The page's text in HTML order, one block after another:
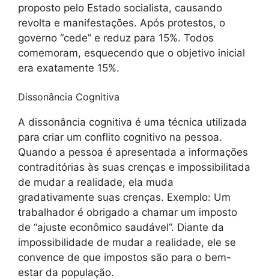
proposto pelo Estado socialista, causando
revolta e manifestações. Após protestos, o
governo “cede” e reduz para 15%. Todos
comemoram, esquecendo que o objetivo inicial
era exatamente 15%.
Dissonância Cognitiva
A dissonância cognitiva é uma técnica utilizada
para criar um conflito cognitivo na pessoa.
Quando a pessoa é apresentada a informações
contraditórias às suas crenças e impossibilitada
de mudar a realidade, ela muda
gradativamente suas crenças. Exemplo: Um
trabalhador é obrigado a chamar um imposto
de “ajuste econômico saudável”. Diante da
impossibilidade de mudar a realidade, ele se
convence de que impostos são para o bem-
estar da população.